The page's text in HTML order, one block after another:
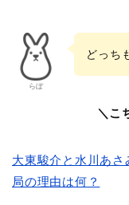
らぼ
どっち
＼こ
大東駿介と水川あ
局の理由は何？